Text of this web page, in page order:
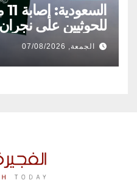
للحوثيين على
الجمعة, 07/08/2026